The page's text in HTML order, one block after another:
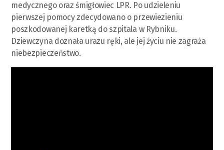
medycznego oraz śmigłowiec LPR. Po udzieleniu
pierwszej pomocy zdecydowano o przewiezieniu
poszkodowanej karetką do szpitala w Rybniku.
Dziewczyna doznała urazu ręki, ale jej życiu nie zagraża
niebezpieczeństwo.